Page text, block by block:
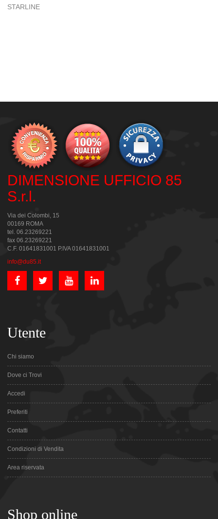
STARLINE
DIMENSIONE UFFICIO 85
S.r.l.
Via dei Colombi, 15
00169 ROMA
tel. 06.23269221
fax 06.23269221
C.F. 01641831001 P.IVA 01641831001
info@du85.it
Utente
Chi siamo
Dove ci Trovi
Accedi
Preferiti
Contatti
Condizioni di Vendita
Area riservata
Shop online